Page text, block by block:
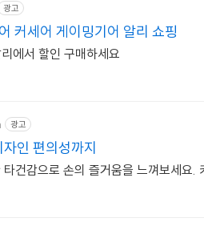
광고
커세어 게이밍기어 알리 쇼핑
에서 할인 구매하세요
광고
인 편의성까지
건감으로 손의 즐거움을 느껴보세요